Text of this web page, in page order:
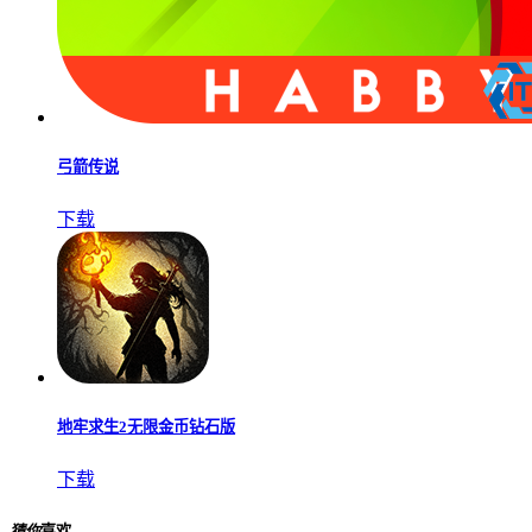
弓箭传说
下载
地牢求生2无限金币钻石版
下载